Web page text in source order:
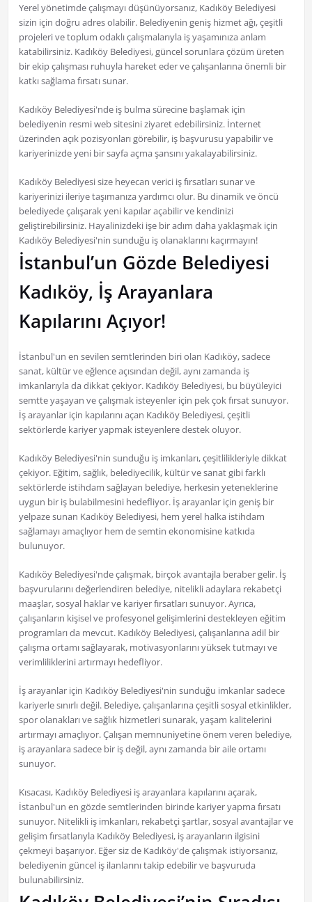
Yerel yönetimde çalışmayı düşünüyorsanız, Kadıköy Belediyesi
sizin için doğru adres olabilir. Belediyenin geniş hizmet ağı, çeşitli
projeleri ve toplum odaklı çalışmalarıyla iş yaşamınıza anlam
katabilirsiniz. Kadıköy Belediyesi, güncel sorunlara çözüm üreten
bir ekip çalışması ruhuyla hareket eder ve çalışanlarına önemli bir
katkı sağlama fırsatı sunar.
Kadıköy Belediyesi'nde iş bulma sürecine başlamak için
belediyenin resmi web sitesini ziyaret edebilirsiniz. İnternet
üzerinden açık pozisyonları görebilir, iş başvurusu yapabilir ve
kariyerinizde yeni bir sayfa açma şansını yakalayabilirsiniz.
Kadıköy Belediyesi size heyecan verici iş fırsatları sunar ve
kariyerinizi ileriye taşımanıza yardımcı olur. Bu dinamik ve öncü
belediyede çalışarak yeni kapılar açabilir ve kendinizi
geliştirebilirsiniz. Hayalinizdeki işe bir adım daha yaklaşmak için
Kadıköy Belediyesi'nin sunduğu iş olanaklarını kaçırmayın!
İstanbul’un Gözde Belediyesi
Kadıköy, İş Arayanlara
Kapılarını Açıyor!
İstanbul'un en sevilen semtlerinden biri olan Kadıköy, sadece
sanat, kültür ve eğlence açısından değil, aynı zamanda iş
imkanlarıyla da dikkat çekiyor. Kadıköy Belediyesi, bu büyüleyici
semtte yaşayan ve çalışmak isteyenler için pek çok fırsat sunuyor.
İş arayanlar için kapılarını açan Kadıköy Belediyesi, çeşitli
sektörlerde kariyer yapmak isteyenlere destek oluyor.
Kadıköy Belediyesi'nin sunduğu iş imkanları, çeşitlilikleriyle dikkat
çekiyor. Eğitim, sağlık, belediyecilik, kültür ve sanat gibi farklı
sektörlerde istihdam sağlayan belediye, herkesin yeteneklerine
uygun bir iş bulabilmesini hedefliyor. İş arayanlar için geniş bir
yelpaze sunan Kadıköy Belediyesi, hem yerel halka istihdam
sağlamayı amaçlıyor hem de semtin ekonomisine katkıda
bulunuyor.
Kadıköy Belediyesi'nde çalışmak, birçok avantajla beraber gelir. İş
başvurularını değerlendiren belediye, nitelikli adaylara rekabetçi
maaşlar, sosyal haklar ve kariyer fırsatları sunuyor. Ayrıca,
çalışanların kişisel ve profesyonel gelişimlerini destekleyen eğitim
programları da mevcut. Kadıköy Belediyesi, çalışanlarına adil bir
çalışma ortamı sağlayarak, motivasyonlarını yüksek tutmayı ve
verimliliklerini artırmayı hedefliyor.
İş arayanlar için Kadıköy Belediyesi'nin sunduğu imkanlar sadece
kariyerle sınırlı değil. Belediye, çalışanlarına çeşitli sosyal etkinlikler,
spor olanakları ve sağlık hizmetleri sunarak, yaşam kalitelerini
artırmayı amaçlıyor. Çalışan memnuniyetine önem veren belediye,
iş arayanlara sadece bir iş değil, aynı zamanda bir aile ortamı
sunuyor.
Kısacası, Kadıköy Belediyesi iş arayanlara kapılarını açarak,
İstanbul'un en gözde semtlerinden birinde kariyer yapma fırsatı
sunuyor. Nitelikli iş imkanları, rekabetçi şartlar, sosyal avantajlar ve
gelişim fırsatlarıyla Kadıköy Belediyesi, iş arayanların ilgisini
çekmeyi başarıyor. Eğer siz de Kadıköy'de çalışmak istiyorsanız,
belediyenin güncel iş ilanlarını takip edebilir ve başvuruda
bulunabilirsiniz.